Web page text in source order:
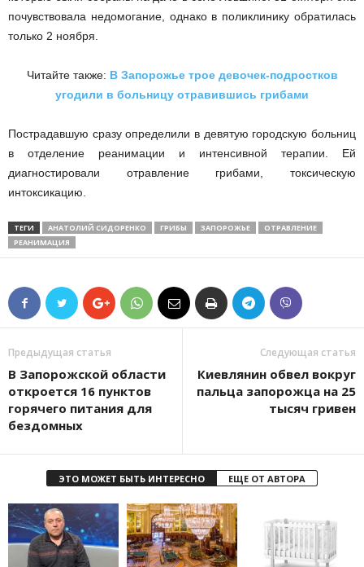
почувствовала недомогание, однако в поликлинику обратилась
только 2 ноября.
Читайте также: В Запорожье трое девочек-подростков
угодили в больницу отравившись грибами
Пострадавшую сразу определили в девятую городскую больниц
в отделение реанимации и интенсивной терапии. Ей
диагностировали отравление грибами, токсическую
интоксикацию.
ТЕГИ АНАТОЛИЙ СИДОРЕНКО ГРИБЫ ЗАПОРОЖЬЕ
ОТРАВЛЕНИЕ
РЕАНИМАЦИЯ
Предыдущая статья
В Запорожской области
откроется 16 пунктов
горячего питания для
бездомных
Следующая статья
Киевлянин обвел вокруг
пальца запорожца на 25
тысяч гривен
ЭТО МОЖЕТ БЫТЬ ИНТЕРЕСНО ЕЩЕ ОТ АВТОРА